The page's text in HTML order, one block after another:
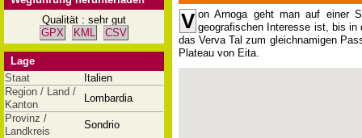
Qualität : sehr gut
GPX
KML CSV
Lage
Staat
Italien
Region / Land /
Kanton
Lombardia
Provinz /
Landkreis
Sondrio
V on Arnoga geht man auf einer
geografischen Interesse ist, bis in
das Verva Tal zum gleichnamigen
Plateau von Eita.